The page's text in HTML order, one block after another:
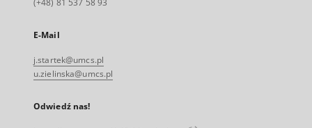
(+48) 81 537 58 93
E-Mail
j.startek@umcs.pl
u.zielinska@umcs.pl
Odwiedź nas!